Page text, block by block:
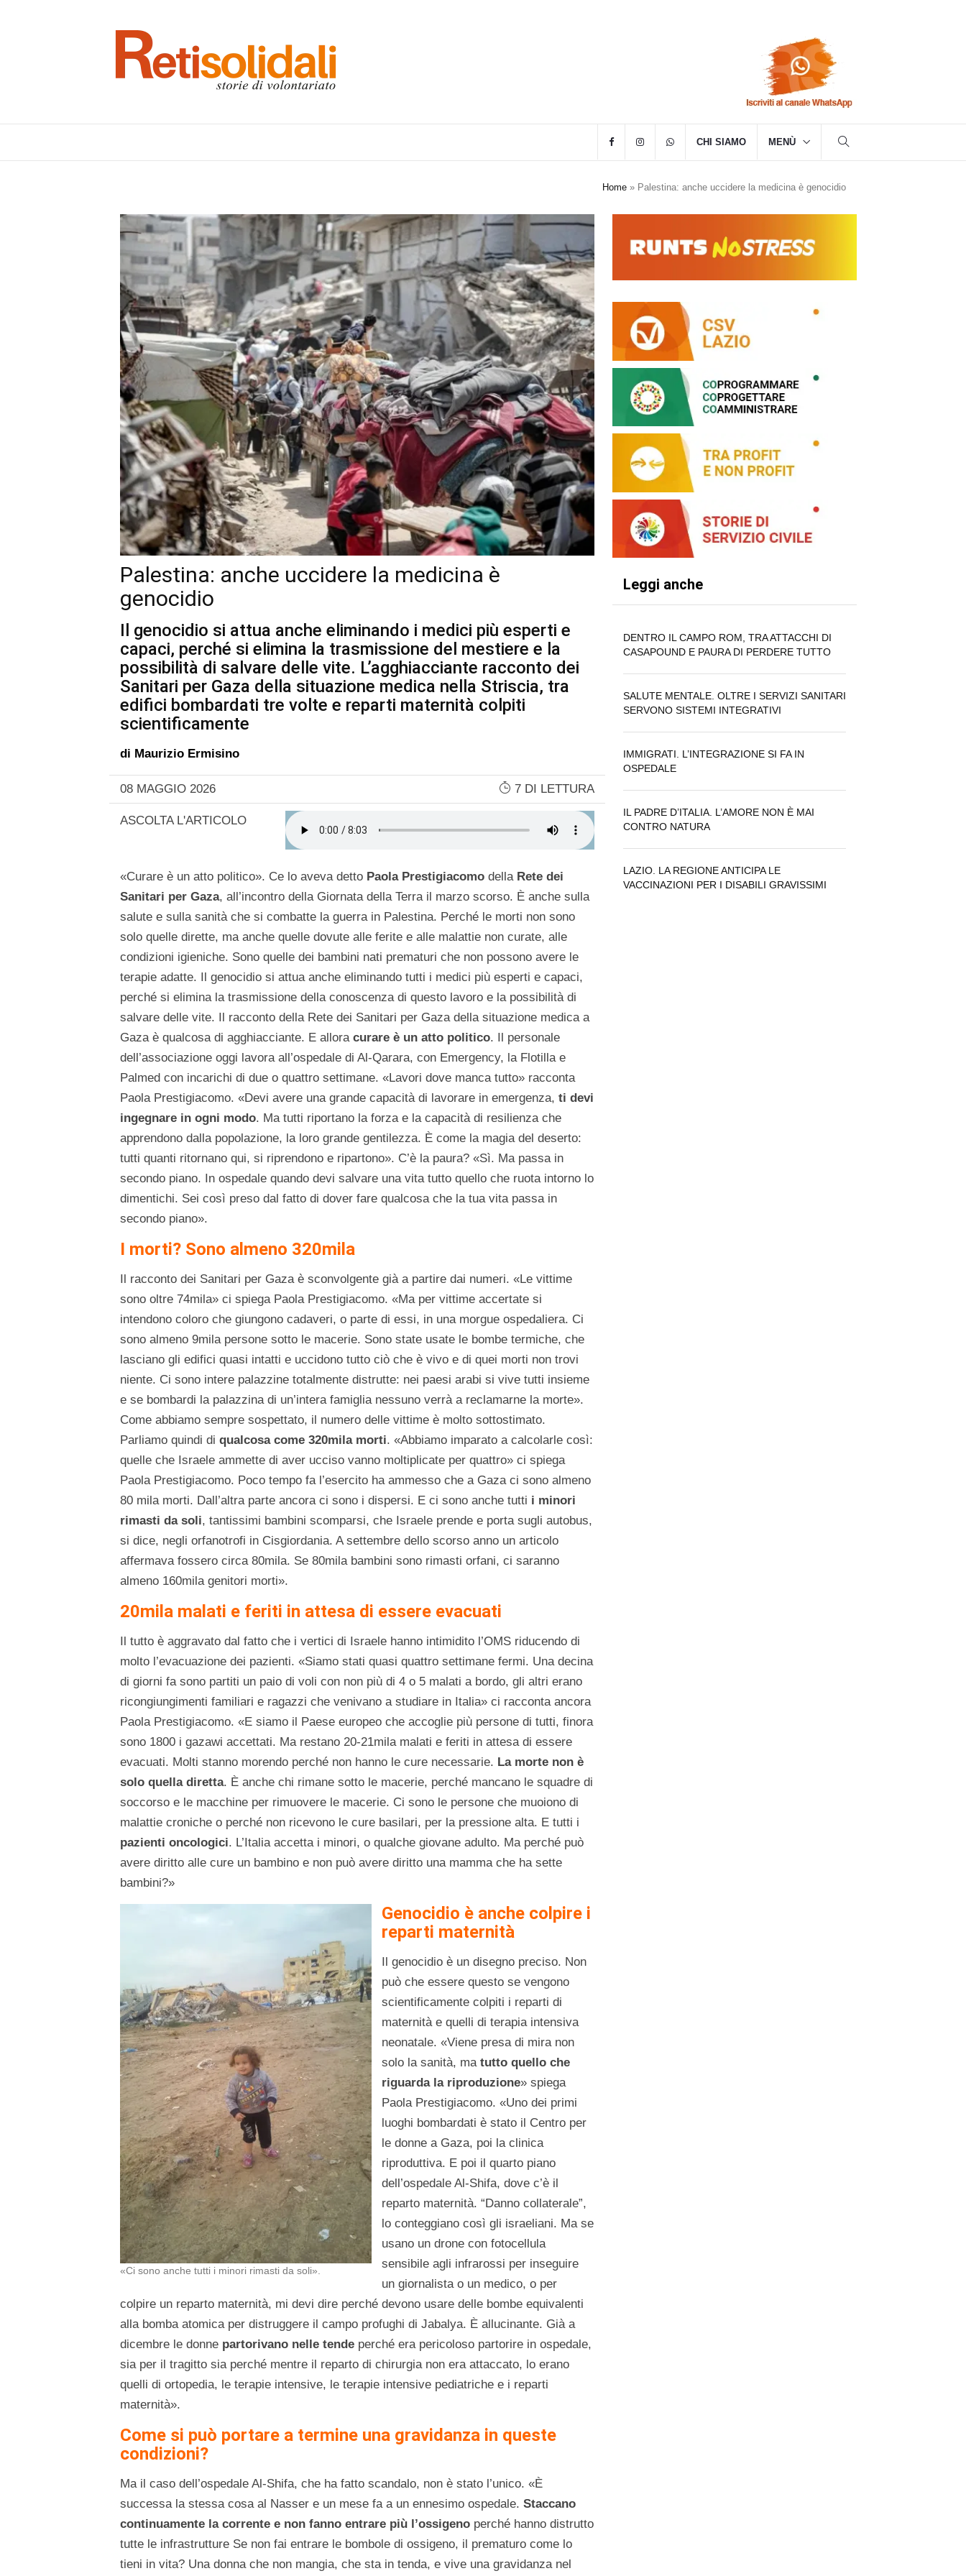
CHI SIAMO MENÙ
Home » Palestina: anche uccidere la medicina è genocidio
Palestina: anche uccidere la medicina è
genocidio
Il genocidio si attua anche eliminando i medici più esperti e
capaci, perché si elimina la trasmissione del mestiere e la
possibilità di salvare delle vite. L’agghiacciante racconto dei
Sanitari per Gaza della situazione medica nella Striscia, tra
edifici bombardati tre volte e reparti maternità colpiti
scientificamente
di Maurizio Ermisino
08 MAGGIO 2026 7 DI LETTURA
ASCOLTA L'ARTICOLO
«Curare è un atto politico». Ce lo aveva detto Paola Prestigiacomo della Rete dei
Sanitari per Gaza, all’incontro della Giornata della Terra il marzo scorso. È anche sulla
salute e sulla sanità che si combatte la guerra in Palestina. Perché le morti non sono
solo quelle dirette, ma anche quelle dovute alle ferite e alle malattie non curate, alle
condizioni igieniche. Sono quelle dei bambini nati prematuri che non possono avere le
terapie adatte. Il genocidio si attua anche eliminando tutti i medici più esperti e capaci,
perché si elimina la trasmissione della conoscenza di questo lavoro e la possibilità di
salvare delle vite. Il racconto della Rete dei Sanitari per Gaza della situazione medica a
Gaza è qualcosa di agghiacciante. E allora curare è un atto politico. Il personale
dell’associazione oggi lavora all’ospedale di Al-Qarara, con Emergency, la Flotilla e
Palmed con incarichi di due o quattro settimane. «Lavori dove manca tutto» racconta
Paola Prestigiacomo. «Devi avere una grande capacità di lavorare in emergenza, ti devi
ingegnare in ogni modo. Ma tutti riportano la forza e la capacità di resilienza che
apprendono dalla popolazione, la loro grande gentilezza. È come la magia del deserto:
tutti quanti ritornano qui, si riprendono e ripartono». C’è la paura? «Sì. Ma passa in
secondo piano. In ospedale quando devi salvare una vita tutto quello che ruota intorno lo
dimentichi. Sei così preso dal fatto di dover fare qualcosa che la tua vita passa in
secondo piano».
I morti? Sono almeno 320mila
Il racconto dei Sanitari per Gaza è sconvolgente già a partire dai numeri. «Le vittime
sono oltre 74mila» ci spiega Paola Prestigiacomo. «Ma per vittime accertate si
intendono coloro che giungono cadaveri, o parte di essi, in una morgue ospedaliera. Ci
sono almeno 9mila persone sotto le macerie. Sono state usate le bombe termiche, che
lasciano gli edifici quasi intatti e uccidono tutto ciò che è vivo e di quei morti non trovi
niente. Ci sono intere palazzine totalmente distrutte: nei paesi arabi si vive tutti insieme
e se bombardi la palazzina di un’intera famiglia nessuno verrà a reclamarne la morte».
Come abbiamo sempre sospettato, il numero delle vittime è molto sottostimato.
Parliamo quindi di qualcosa come 320mila morti. «Abbiamo imparato a calcolarle così:
quelle che Israele ammette di aver ucciso vanno moltiplicate per quattro» ci spiega
Paola Prestigiacomo. Poco tempo fa l’esercito ha ammesso che a Gaza ci sono almeno
80 mila morti. Dall’altra parte ancora ci sono i dispersi. E ci sono anche tutti i minori
rimasti da soli, tantissimi bambini scomparsi, che Israele prende e porta sugli autobus,
si dice, negli orfanotrofi in Cisgiordania. A settembre dello scorso anno un articolo
affermava fossero circa 80mila. Se 80mila bambini sono rimasti orfani, ci saranno
almeno 160mila genitori morti».
20mila malati e feriti in attesa di essere evacuati
Il tutto è aggravato dal fatto che i vertici di Israele hanno intimidito l’OMS riducendo di
molto l’evacuazione dei pazienti. «Siamo stati quasi quattro settimane fermi. Una decina
di giorni fa sono partiti un paio di voli con non più di 4 o 5 malati a bordo, gli altri erano
ricongiungimenti familiari e ragazzi che venivano a studiare in Italia» ci racconta ancora
Paola Prestigiacomo. «E siamo il Paese europeo che accoglie più persone di tutti, finora
sono 1800 i gazawi accettati. Ma restano 20-21mila malati e feriti in attesa di essere
evacuati. Molti stanno morendo perché non hanno le cure necessarie. La morte non è
solo quella diretta. È anche chi rimane sotto le macerie, perché mancano le squadre di
soccorso e le macchine per rimuovere le macerie. Ci sono le persone che muoiono di
malattie croniche o perché non ricevono le cure basilari, per la pressione alta. E tutti i
pazienti oncologici. L’Italia accetta i minori, o qualche giovane adulto. Ma perché può
avere diritto alle cure un bambino e non può avere diritto una mamma che ha sette
bambini?»
«Ci sono anche tutti i minori rimasti da soli».
Genocidio è anche colpire i
reparti maternità
Il genocidio è un disegno preciso. Non
può che essere questo se vengono
scientificamente colpiti i reparti di
maternità e quelli di terapia intensiva
neonatale. «Viene presa di mira non
solo la sanità, ma tutto quello che
riguarda la riproduzione» spiega
Paola Prestigiacomo. «Uno dei primi
luoghi bombardati è stato il Centro per
le donne a Gaza, poi la clinica
riproduttiva. E poi il quarto piano
dell’ospedale Al-Shifa, dove c’è il
reparto maternità. “Danno collaterale”,
lo conteggiano così gli israeliani. Ma se
usano un drone con fotocellula
sensibile agli infrarossi per inseguire
un giornalista o un medico, o per
colpire un reparto maternità, mi devi dire perché devono usare delle bombe equivalenti
alla bomba atomica per distruggere il campo profughi di Jabalya. È allucinante. Già a
dicembre le donne partorivano nelle tende perché era pericoloso partorire in ospedale,
sia per il tragitto sia perché mentre il reparto di chirurgia non era attaccato, lo erano
quelli di ortopedia, le terapie intensive, le terapie intensive pediatriche e i reparti
maternità».
Come si può portare a termine una gravidanza in queste
condizioni?
Ma il caso dell’ospedale Al-Shifa, che ha fatto scandalo, non è stato l’unico. «È
successa la stessa cosa al Nasser e un mese fa a un ennesimo ospedale. Staccano
continuamente la corrente e non fanno entrare più l’ossigeno perché hanno distrutto
tutte le infrastrutture Se non fai entrare le bombole di ossigeno, il prematuro come lo
tieni in vita? Una donna che non mangia, che sta in tenda, e vive una gravidanza nel
Leggi anche
DENTRO IL CAMPO ROM, TRA ATTACCHI DI
CASAPOUND E PAURA DI PERDERE TUTTO
SALUTE MENTALE. OLTRE I SERVIZI SANITARI
SERVONO SISTEMI INTEGRATIVI
IMMIGRATI. L’INTEGRAZIONE SI FA IN
OSPEDALE
IL PADRE D’ITALIA. L’AMORE NON È MAI
CONTRO NATURA
LAZIO. LA REGIONE ANTICIPA LE
VACCINAZIONI PER I DISABILI GRAVISSIMI